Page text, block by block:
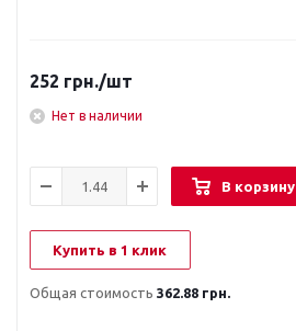
252 грн./шт
Нет в наличии
В корзину
Купить в 1 клик
Общая стоимость 362.88 грн.